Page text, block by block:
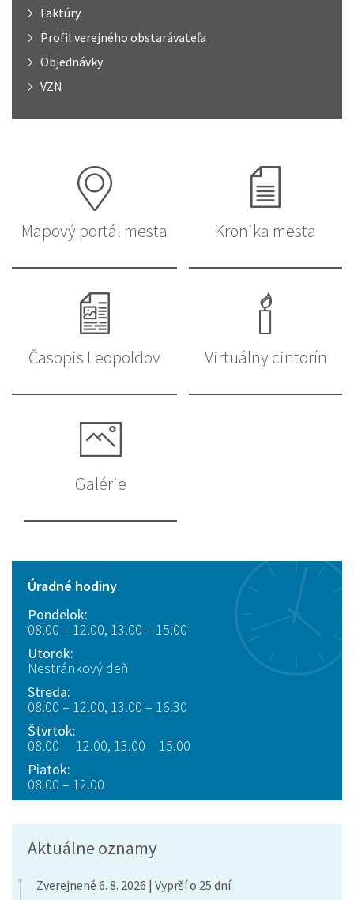
Faktúry
Profil verejného obstarávateľa
Objednávky
VZN
Mapový portál mesta Kronika mesta
Časopis Leopoldov Virtuálny cintorín
Galérie
Úradné hodiny
Pondelok:
08.00 – 12.00, 13.00 – 15.00
Utorok:
Nestránkový deň
Streda:
08.00 – 12.00, 13.00 – 16.30
Štvrtok:
08.00 – 12.00, 13.00 – 15.00
Piatok:
08.00 – 12.00
Aktuálne oznamy
Zverejnené 6. 8. 2026 | Vyprší o 25 dní.